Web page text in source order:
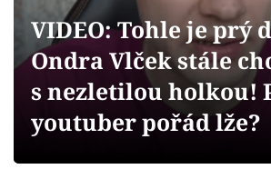
Videa
Sledujte prima+
VIDEO: Tohle je prý
Ondra Vlček stále
s nezletilou holkou!
youtuber pořád lže?